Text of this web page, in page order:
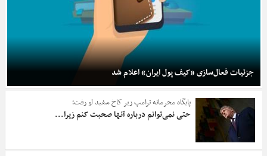
جزئیات فعال‌سازی «کیف پول ایران» اعلام شد
پایگاه محرمانه ترامپ زیر کاخ سفید لو رفت؛
حتی نمی‌توانم درباره آنها صحبت کنم زیرا...